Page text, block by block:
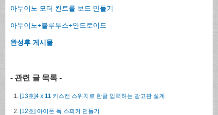
아두이노 모터 컨트롤 보드 만들기
아두이노+블루투스+안드로이드
완성후 게시물
- 관련 글 목록 -
[13호]4 x 11 키스캔 스위치로 한글 입력하는 광고판 설계
[12호] 아이폰 독 스피커 만들기